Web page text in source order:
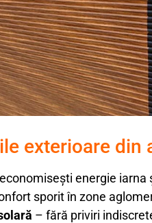
exterioare din
energie iarna
sporit în zone
– fără priviri